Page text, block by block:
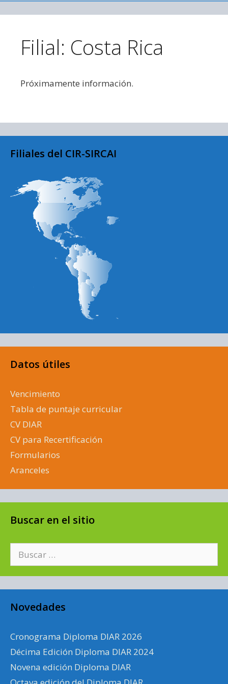
Filial: Costa Rica
Próximamente información.
Filiales del CIR-SIRCAI
Datos útiles
Vencimiento
Tabla de puntaje curricular
CV DIAR
CV para Recertificación
Formularios
Aranceles
Buscar en el sitio
Buscar:
Novedades
Cronograma Diploma DIAR 2026
Décima Edición Diploma DIAR 2024
Novena edición Diploma DIAR